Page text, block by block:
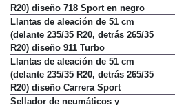
(delante 235/35 R20, detrás 265/35
R20) diseño 718 Sport en negro
Llantas de aleación de 51 cm
(delante 235/35 R20, detrás 265/35
R20) diseño 911 Turbo
Llantas de aleación de 51 cm
(delante 235/35 R20, detrás 265/35
R20) diseño Carrera Sport